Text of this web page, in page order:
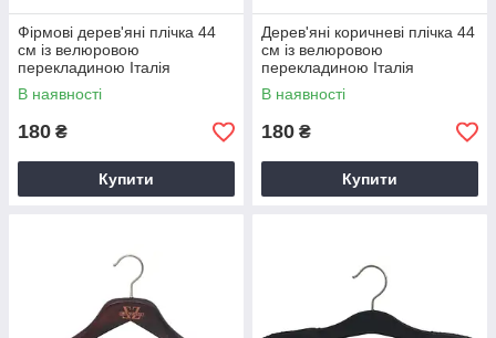
Фірмові дерев'яні плічка 44
см із велюровою
перекладиною Італія
В наявності
180 ₴
Купити
Дерев'яні коричневі плічка 44
см із велюровою
перекладиною Італія
В наявності
180 ₴
Купити